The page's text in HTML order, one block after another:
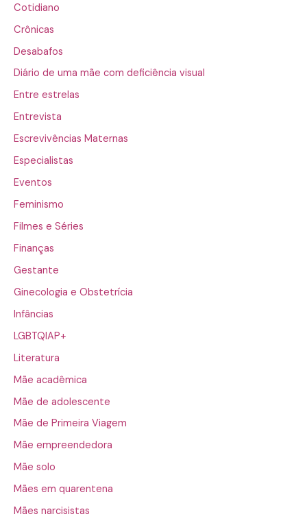
Cotidiano
Crônicas
Desabafos
Diário de uma mãe com deficiência visual
Entre estrelas
Entrevista
Escrevivências Maternas
Especialistas
Eventos
Feminismo
Filmes e Séries
Finanças
Gestante
Ginecologia e Obstetrícia
Infâncias
LGBTQIAP+
Literatura
Mãe acadêmica
Mãe de adolescente
Mãe de Primeira Viagem
Mãe empreendedora
Mãe solo
Mães em quarentena
Mães narcisistas